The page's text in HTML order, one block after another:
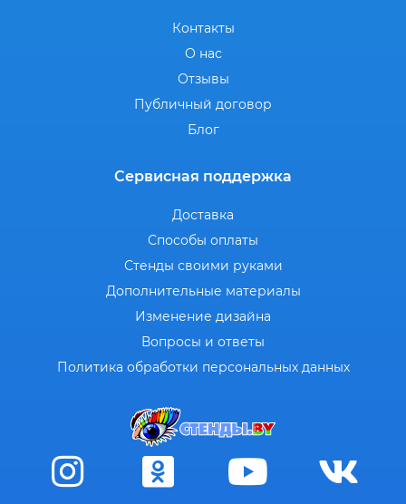
Контакты
О нас
Отзывы
Публичный договор
Блог
Сервисная поддержка
Доставка
Способы оплаты
Стенды своими руками
Дополнительные материалы
Изменение дизайна
Вопросы и ответы
Политика обработки персональных данных